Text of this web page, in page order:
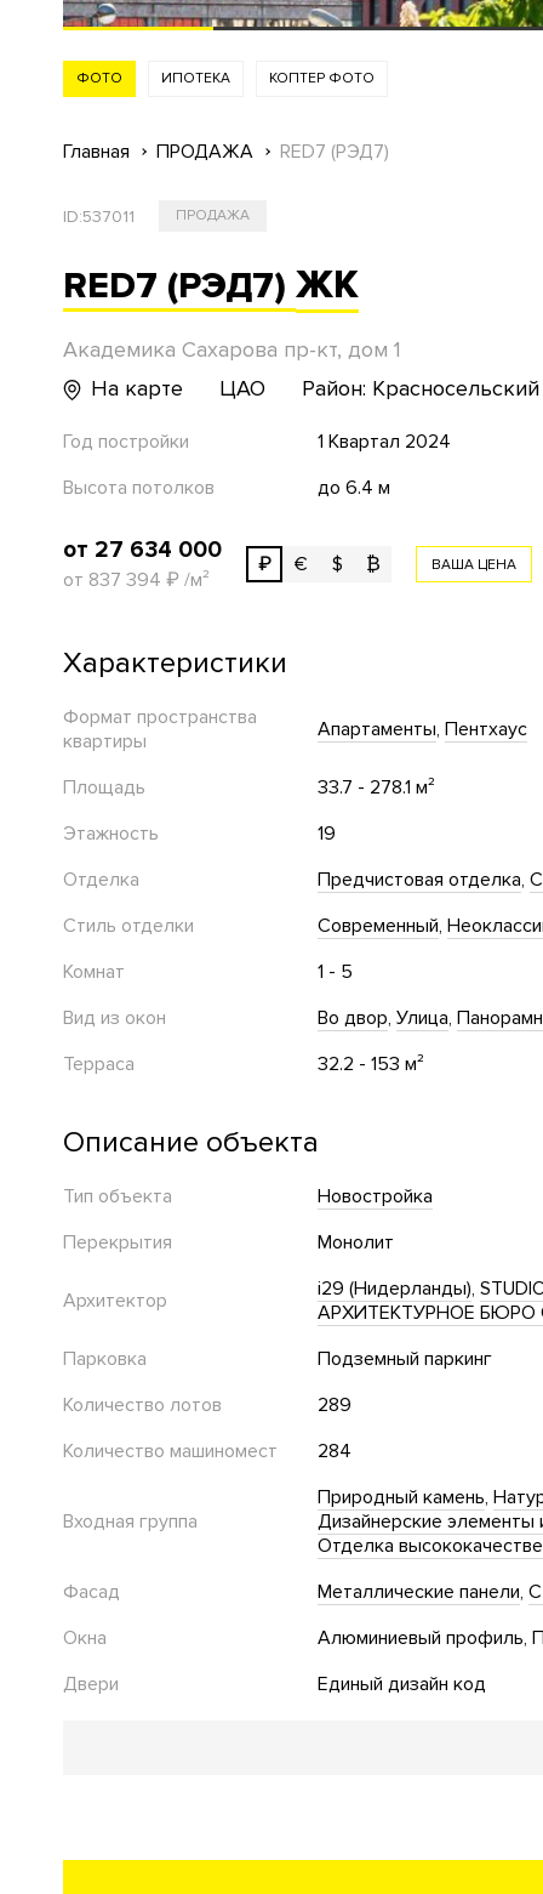
ФОТО ИПОТЕКА КОПТЕР ФОТО
Главная ПРОДАЖА RED7 (РЭД7)
ID:537011 ПРОДАЖА
RED7 (РЭД7) ЖК
Академика Сахарова пр-кт, дом 1
На карте
ЦАО Район: Красносельский
Год постройки
1 Квартал 2024
Высота потолков
до 6.4 м
от 27 634 000
от 837 394 ₽ /м²
₽ € $ ₿ ВАША ЦЕНА
Характеристики
Формат пространства
квартиры
Апартаменты Пентхаус
Площадь
33.7 - 278.1 м²
Этажность
19
Отделка
Предчистовая отделка
Стиль отделки
Современный
Комнат
1 - 5
Вид из окон
Во двор Улица
Терраса
32.2 - 153 м²
Описание объекта
Тип объекта
Новостройка
Перекрытия
Монолит
Архитектор i29 (Нидерланды)
АРХИТЕКТУРНОЕ БЮРО
Парковка
Подземный паркинг
Количество лотов
289
Количество машиномест
284
Входная группа
Природный камень
Дизайнерские элементы
Отделка
Фасад
Металлические панели
Окна
Алюминиевый профиль
Двери
Единый дизайн код